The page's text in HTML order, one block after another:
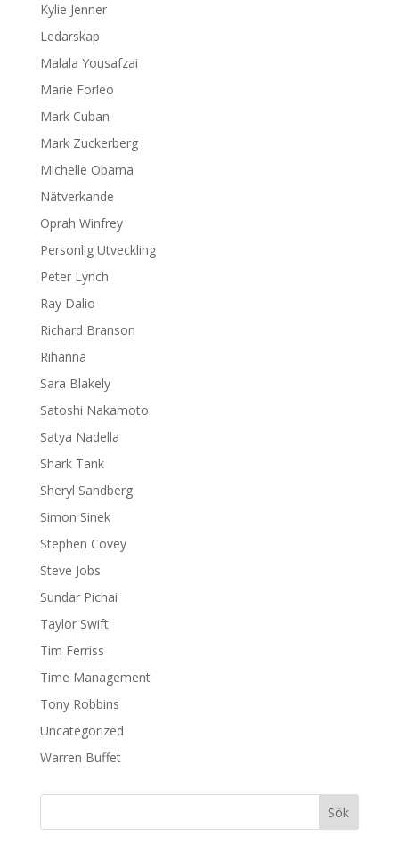
Kylie Jenner
Ledarskap
Malala Yousafzai
Marie Forleo
Mark Cuban
Mark Zuckerberg
Michelle Obama
Nätverkande
Oprah Winfrey
Personlig Utveckling
Peter Lynch
Ray Dalio
Richard Branson
Rihanna
Sara Blakely
Satoshi Nakamoto
Satya Nadella
Shark Tank
Sheryl Sandberg
Simon Sinek
Stephen Covey
Steve Jobs
Sundar Pichai
Taylor Swift
Tim Ferriss
Time Management
Tony Robbins
Uncategorized
Warren Buffet